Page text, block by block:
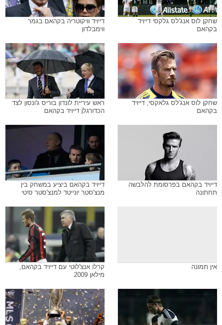
שחקן לוס אנג'לס גלקסי דייויד
בקהאם
דייויד וויקוטריה בקהאם בגמר
ווימבלדון
שחקן לוס אנג'לס גלאקסי, דייויד
בקהאם
ראש עיריית לונדון בוריס ג'ונסון לצד
הכדורגלן דייויד בקהאם
דייויד בקהאם בפרסומת להלבשה
תחתונה
דייויד בקהאם ביציע במשחק בין
מנצ'סטר יונייטד למנצ'סטר סיטי
אין תמונה
קרלו אנצ'לוטי עם דייויד בקהאם,
מילאן 2009